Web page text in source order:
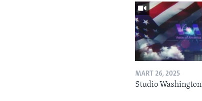
MART 26, 2025
Studio Washington